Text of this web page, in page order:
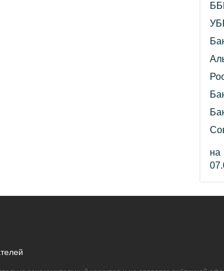
на